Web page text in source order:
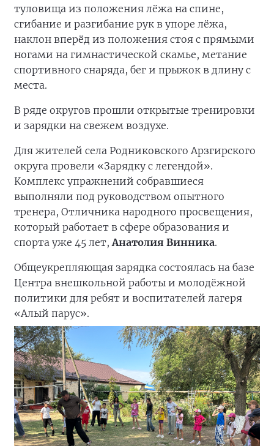
туловища из положения лёжа на спине,
сгибание и разгибание рук в упоре лёжа,
наклон вперёд из положения стоя с прямыми
ногами на гимнастической скамье, метание
спортивного снаряда, бег и прыжок в длину с
места.
В ряде округов прошли открытые тренировки
и зарядки на свежем воздухе.
Для жителей села Родниковского Арзгирского
округа провели «Зарядку с легендой».
Комплекс упражнений собравшиеся
выполняли под руководством опытного
тренера, Отличника народного просвещения,
который работает в сфере образования и
спорта уже 45 лет, Анатолия Винника.
Общеукрепляющая зарядка состоялась на базе
Центра внешкольной работы и молодёжной
политики для ребят и воспитателей лагеря
«Алый парус».